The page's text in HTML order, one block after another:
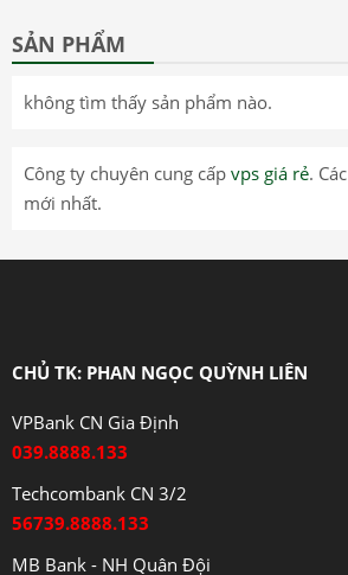
SẢN PHẨM
không tìm thấy sản phẩm nào.
Công ty chuyên cung cấp vps giá rẻ. Các
mới nhất.
CHỦ TK: PHAN NGỌC QUỲNH LIÊN
VPBank CN Gia Định
039.8888.133
Techcombank CN 3/2
56739.8888.133
MB Bank - NH Quân Đội